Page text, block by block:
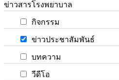
ข่าวสารโรงพยาบาล
กิจกรรม
ข่าวประชาสัมพันธ์
บทความ
วีดีโอ